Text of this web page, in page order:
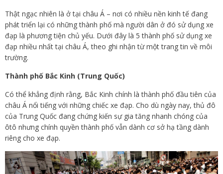
Thật ngạc nhiên là ở tại châu Á – nơi có nhiều nền kinh tế đang
phát triển lại có những thành phố mà người dân ở đó sử dụng xe
đạp là phương tiện chủ yếu. Dưới đây là 5 thành phố sử dụng xe
đạp nhiều nhất tại châu Á, theo ghi nhận từ một trang tin về môi
trường.
Thành phố Bắc Kinh (Trung Quốc)
Có thể khẳng định rằng, Bắc Kinh chính là thành phố đầu tiên của
châu Á nổi tiếng với những chiếc xe đạp. Cho dù ngày nay, thủ đô
của Trung Quốc đang chứng kiến sự gia tăng nhanh chóng của
ôtô nhưng chính quyền thành phố vẫn dành cơ sở hạ tầng dành
riêng cho xe đạp.